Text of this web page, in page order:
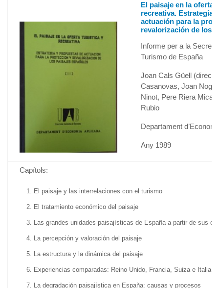
El paisaje en la oferta
recreativa. Estrategia
actuación para la
revalorización de los
Informe per a la
Turismo de España
Joan Cals Güell
Casanovas, Joan
Ninot, Pere Riera
Rubio
Departament
Any 1989
Capítols:
El paisaje y las interrelaciones con el turismo
El tratamiento económico del paisaje
Las grandes unidades paisajísticas de España a partir de sus
La percepción y valoración del paisaje
La estructura y la dinámica del paisaje
Experiencias comparadas: Reino Unido, Francia, Suiza e Italia
La degradación paisajística en España: causas y procesos